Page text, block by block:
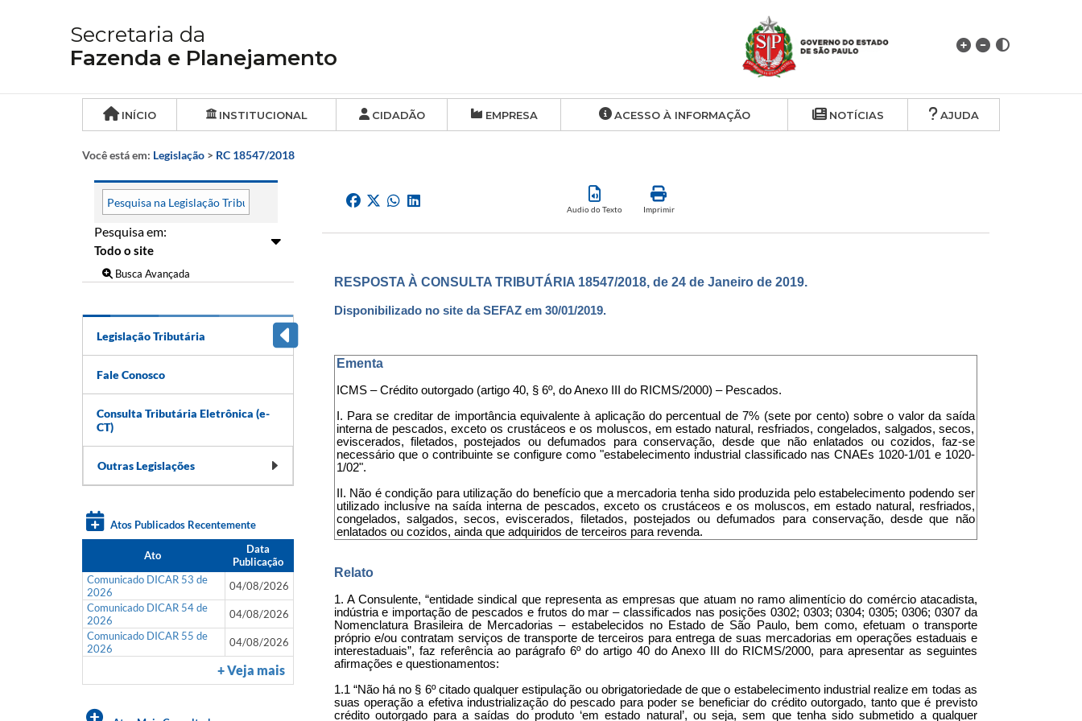
Secretaria da
Fazenda e Planejamento
INÍCIO INSTITUCIONAL CIDADÃO EMPRESA ACESSO À INFORMAÇÃO NOTÍCIAS AJUDA
Você está em: Legislação > RC 18547/2018
Pesquisa em:
Busca Avançada
Legislação Tributária
Fale Conosco
Consulta Tributária Eletrônica (e-
CT)
Outras Legislações
Atos Publicados Recentemente
Ato
Data
Publicação
Comunicado DICAR 53 de
2026
04/08/2026
Comunicado DICAR 54 de
2026
04/08/2026
Comunicado DICAR 55 de
2026
04/08/2026
+ Veja mais
Audio do Texto Imprimir
RESPOSTA À CONSULTA TRIBUTÁRIA 18547/2018, de 24 de Janeiro de 2019.
Disponibilizado no site da SEFAZ em 30/01/2019.
Ementa
ICMS – Crédito outorgado (artigo 40, § 6º, do Anexo III do RICMS/2000) – Pescados.
I. Para se creditar de importância equivalente à aplicação do percentual de 7% (sete por cento) sobre o valor da saída
interna de pescados, exceto os crustáceos e os moluscos, em estado natural, resfriados, congelados, salgados, secos,
eviscerados, filetados, postejados ou defumados para conservação, desde que não enlatados ou cozidos, faz-se
necessário que o contribuinte se configure como "estabelecimento industrial classificado nas CNAEs 1020-1/01 e 1020-
1/02".
II. Não é condição para utilização do benefício que a mercadoria tenha sido produzida pelo estabelecimento podendo ser
utilizado inclusive na saída interna de pescados, exceto os crustáceos e os moluscos, em estado natural, resfriados,
congelados, salgados, secos, eviscerados, filetados, postejados ou defumados para conservação, desde que não
enlatados ou cozidos, ainda que adquiridos de terceiros para revenda.
Relato
1. A Consulente, “entidade sindical que representa as empresas que atuam no ramo alimentício do comércio atacadista,
indústria e importação de pescados e frutos do mar – classificados nas posições 0302; 0303; 0304; 0305; 0306; 0307 da
Nomenclatura Brasileira de Mercadorias – estabelecidos no Estado de São Paulo, bem como, efetuam o transporte
próprio e/ou contratam serviços de transporte de terceiros para entrega de suas mercadorias em operações estaduais e
interestaduais”, faz referência ao parágrafo 6º do artigo 40 do Anexo III do RICMS/2000, para apresentar as seguintes
afirmações e questionamentos:
1.1 “Não há no § 6º citado qualquer estipulação ou obrigatoriedade de que o estabelecimento industrial realize em todas as
suas operação a efetiva industrialização do pescado para poder se beneficiar do crédito outorgado, tanto que é previsto
crédito outorgado para a saídas do produto ‘em estado natural’, ou seja, sem que tenha sido submetido a qualquer